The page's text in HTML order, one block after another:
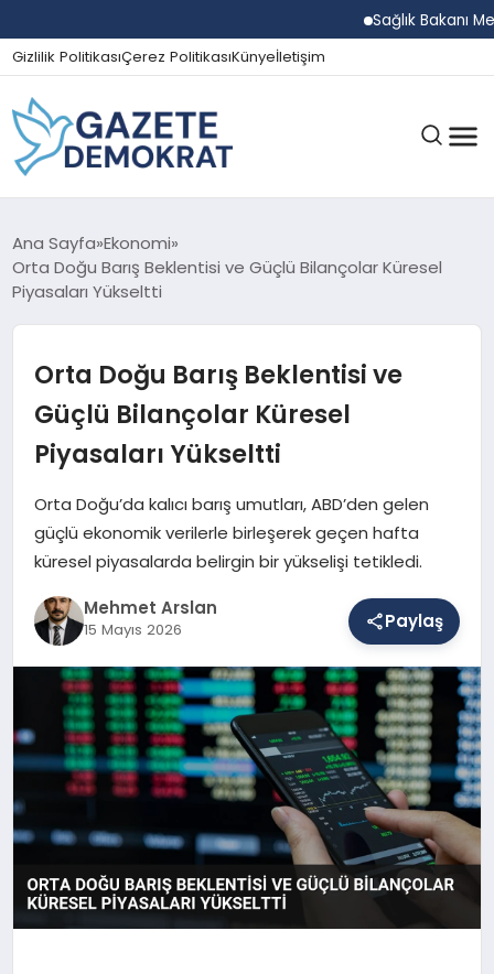
Sağlık Bakanı
Gizlilik PolitikasıÇerez PolitikasıKünyeİletişim
GÜNDEM
EKONOMI
SPOR
SAĞLIK
EĞITIM
DÜNYA
Ana Sayfa Ekonomi
Orta Doğu Barış Beklentisi ve Güçlü Bilançolar Küresel
Piyasaları Yükseltti
Orta Doğu Barış Beklentisi ve
Güçlü Bilançolar Küresel
Piyasaları Yükseltti
Orta Doğu’da kalıcı barış umutları, ABD’den gelen
güçlü ekonomik verilerle birleşerek geçen hafta
küresel piyasalarda belirgin bir yükselişi tetikledi.
Mehmet Arslan
15 Mayıs 2026 Paylaş